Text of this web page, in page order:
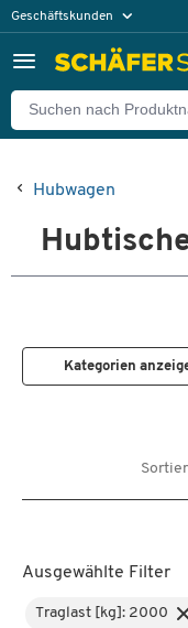
Geschäftskunden
Hubwagen
Kategorien
Ausgewählte Filter
Traglast [kg]: 2000